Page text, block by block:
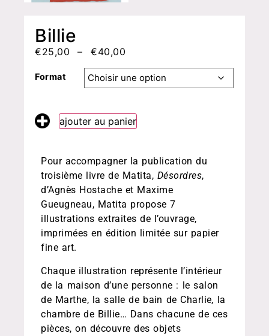
Billie
€25,00 – €40,00
Format
ajouter au panier
Pour accompagner la publication du
troisième livre de Matita, Désordres,
d’Agnès Hostache et Maxime
Gueugneau, Matita propose 7
illustrations extraites de l’ouvrage,
imprimées en édition limitée sur papier
fine art.
Chaque illustration représente l’intérieur
de la maison d’une personne : le salon
de Marthe, la salle de bain de Charlie, la
chambre de Billie… Dans chacune de ces
pièces, on découvre des objets